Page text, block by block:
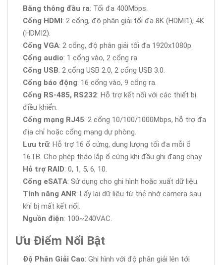
Băng thông đầu ra: Tối đa 400Mbps.
Cổng HDMI: 2 cổng, độ phân giải tối đa 8K (HDMI1), 4K
(HDMI2).
Cổng VGA: 2 cổng, độ phân giải tối đa 1920x1080p.
Cổng audio: 1 cổng vào, 2 cổng ra.
Cổng USB: 2 cổng USB 2.0, 2 cổng USB 3.0.
Cổng báo động: 16 cổng vào, 9 cổng ra.
Cổng RS-485, RS232: Hỗ trợ kết nối với các thiết bị
điều khiển.
Cổng mạng RJ45: 2 cổng 10/100/1000Mbps, hỗ trợ đa
địa chỉ hoặc cổng mạng dự phòng.
Lưu trữ: Hỗ trợ 16 ổ cứng, dung lượng tối đa mỗi ổ
16TB. Cho phép tháo lắp ổ cứng khi đầu ghi đang chạy.
Hỗ trợ RAID: 0, 1, 5, 6, 10.
Cổng eSATA: Sử dụng cho ghi hình hoặc xuất dữ liệu.
Tính năng ANR: Lấy lại dữ liệu từ thẻ nhớ camera sau
khi bị mất kết nối.
Nguồn điện: 100~240VAC.
Ưu Điểm Nổi Bật
Độ Phân Giải Cao: Ghi hình với độ phân giải lên tới